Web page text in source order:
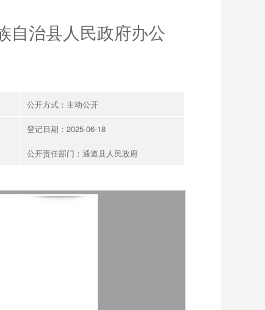
自治县人民政府办公
公开方式：主动公开
登记日期：2025-06-18
公开责任部门：通道县人民政府